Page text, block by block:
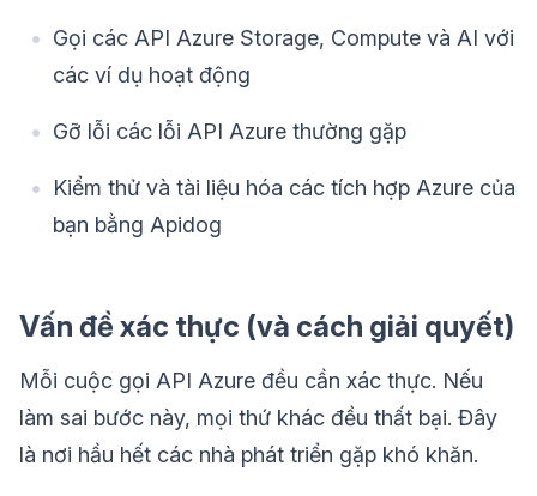
Gọi các API Azure Storage, Compute và AI với
các ví dụ hoạt động
Gỡ lỗi các lỗi API Azure thường gặp
Kiểm thử và tài liệu hóa các tích hợp Azure của
bạn bằng Apidog
Vấn đề xác thực (và cách giải quyết)
Mỗi cuộc gọi API Azure đều cần xác thực. Nếu
làm sai bước này, mọi thứ khác đều thất bại. Đây
là nơi hầu hết các nhà phát triển gặp khó khăn.